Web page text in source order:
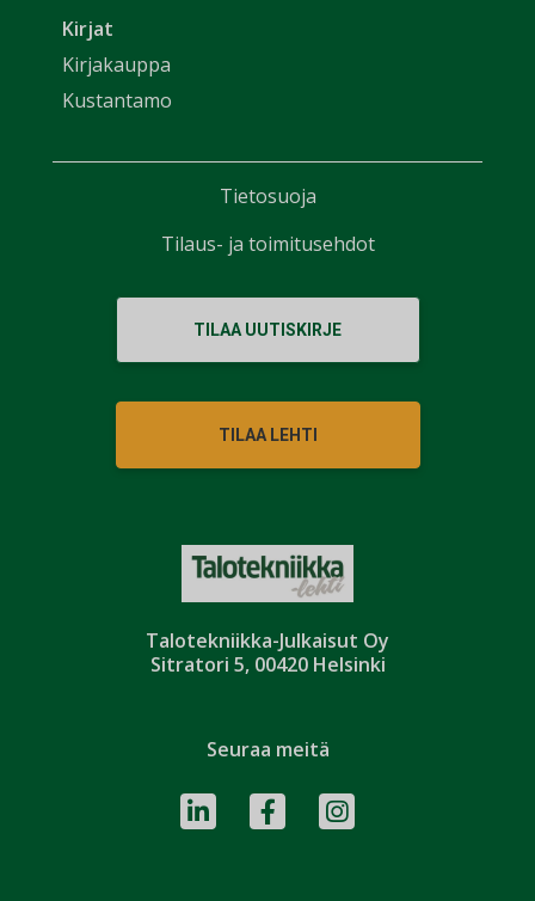
Talotekniikka-Julkaisut Oy
Sitratori 5, 00420 Helsinki
Kirjat
Kirjakauppa
Kustantamo
TILAA UUTISKIRJE
TILAA LEHTI
Seuraa meitä
Tietosuoja
Tilaus- ja toimitusehdot